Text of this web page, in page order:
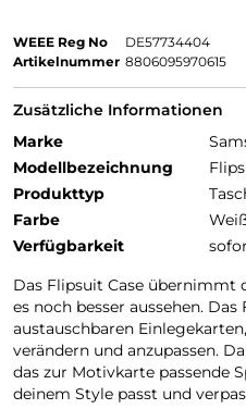
WEEE Reg No
DE57734404
Artikelnummer 8806095970615
Zusätzliche Informationen
Marke
Modellbezeichnung
Produkttyp
Farbe
Verfügbarkeit
Das Flipsuit Case übernimmt
es noch besser aussehen.
austauschbaren
verändern und anzupassen.
das zur Motivkarte passende
deinem Style passt und